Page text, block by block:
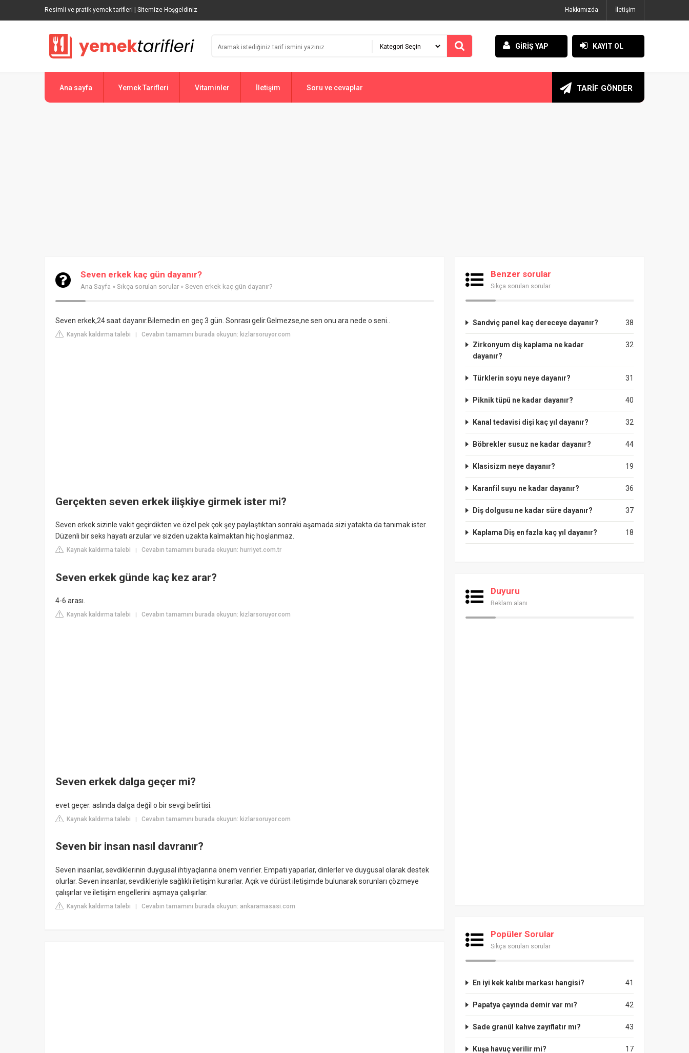
Resimli ve pratik yemek tarifleri | Sitemize Hoşgeldiniz Hakkımızda İletişim
GİRİŞ YAP KAYIT OL
Ana sayfa Yemek Tarifleri Vitaminler İletişim Soru ve cevaplar TARİF GÖNDER
Seven erkek kaç gün dayanır?
Ana Sayfa » Sıkça sorulan sorular » Seven erkek kaç gün dayanır?
Seven erkek,24 saat dayanır.Bilemedin en geç 3 gün. Sonrası gelir.Gelmezse,ne sen onu ara nede o seni..
Kaynak kaldırma talebi | Cevabın tamamını burada okuyun: kizlarsoruyor.com
Gerçekten seven erkek ilişkiye girmek ister mi?
Seven erkek sizinle vakit geçirdikten ve özel pek çok şey paylaştıktan sonraki aşamada sizi yatakta da tanımak ister.
Düzenli bir seks hayatı arzular ve sizden uzakta kalmaktan hiç hoşlanmaz.
Kaynak kaldırma talebi Cevabın tamamını burada okuyun: hurriyet.com.tr
Seven erkek günde kaç kez arar?
4-6 arası.
Kaynak kaldırma talebi Cevabın tamamını burada okuyun: kizlarsoruyor.com
Seven erkek dalga geçer mi?
evet geçer. aslında dalga değil o bir sevgi belirtisi.
Kaynak kaldırma talebi | Cevabın tamamını burada okuyun: kizlarsoruyor.com
Seven bir insan nasıl davranır?
Seven insanlar, sevdiklerinin duygusal ihtiyaçlarına önem verirler. Empati yaparlar, dinlerler ve duygusal olarak destek
olurlar. Seven insanlar, sevdikleriyle sağlıklı iletişim kurarlar. Açık ve dürüst iletişimde bulunarak sorunları çözmeye
çalışırlar ve iletişim engellerini aşmaya çalışırlar.
Kaynak kaldırma talebi | Cevabın tamamını burada okuyun: ankaramasasi.com
Benzer sorular
Sıkça sorulan sorular
38
Sandviç panel kaç dereceye dayanır?
32
Zirkonyum diş kaplama ne kadar
dayanır?
31
Türklerin soyu neye dayanır?
40
Piknik tüpü ne kadar dayanır?
32
Kanal tedavisi dişi kaç yıl dayanır?
44
Böbrekler susuz ne kadar dayanır?
19
Klasisizm neye dayanır?
36
Karanfil suyu ne kadar dayanır?
37
Diş dolgusu ne kadar süre dayanır?
18
Kaplama Diş en fazla kaç yıl dayanır?
Duyuru
Reklam alanı
Popüler Sorular
Sıkça sorulan sorular
41
En iyi kek kalıbı markası hangisi?
42
Papatya çayında demir var mı?
43
Sade granül kahve zayıflatır mı?
17
Kuşa havuç verilir mi?